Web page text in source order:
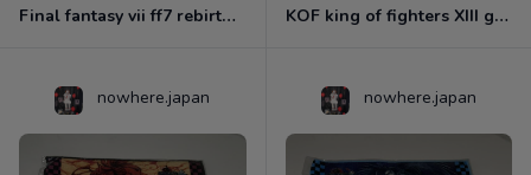
Final fantasy vii ff7 rebirth officiel towel serviettes à main Kuji japon ps5 neuf KOF king of fighters XIII global match snk japon officiel serviette microfibre neo geo aes cd mvs
nowhere.japan nowhere.japan